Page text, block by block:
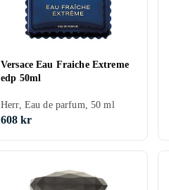
Versace Eau Fraiche Extreme
edp 50ml
Herr, Eau de parfum, 50 ml
608 kr